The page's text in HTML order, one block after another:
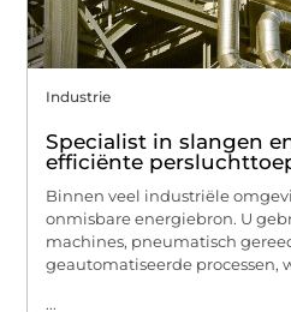
Industrie
Specialist in slangen
efficiënte
Binnen veel industriële
onmisbare energiebron. U
machines, pneumatisch
geautomatiseerde processen,
...